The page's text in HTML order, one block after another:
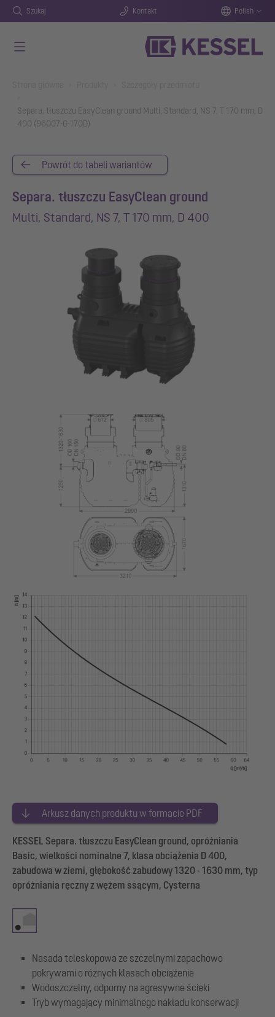
Szukaj Kontakt Polish
Separa. tłuszczu EasyClean ground Multi, Standard, NS 7, T 170 mm, D
400 (96007-G-170D)
Powrót do tabeli wariantów
Separa. tłuszczu EasyClean ground
Multi, Standard, NS 7, T 170 mm, D 400
Arkusz danych produktu w formacie PDF
KESSEL Separa. tłuszczu EasyClean ground, opróżniania
Basic, wielkości nominalne 7, klasa obciążenia D 400,
zabudowa w ziemi, głębokość zabudowy 1320 - 1630 mm, typ
opróżniania ręczny z wężem ssącym, Cysterna
Nasada teleskopowa ze szczelnymi zapachowo
pokrywami o różnych klasach obciążenia
Wodoszczelny, odporny na agresywne ścieki
Tryb wymagający minimalnego nakładu konserwacji